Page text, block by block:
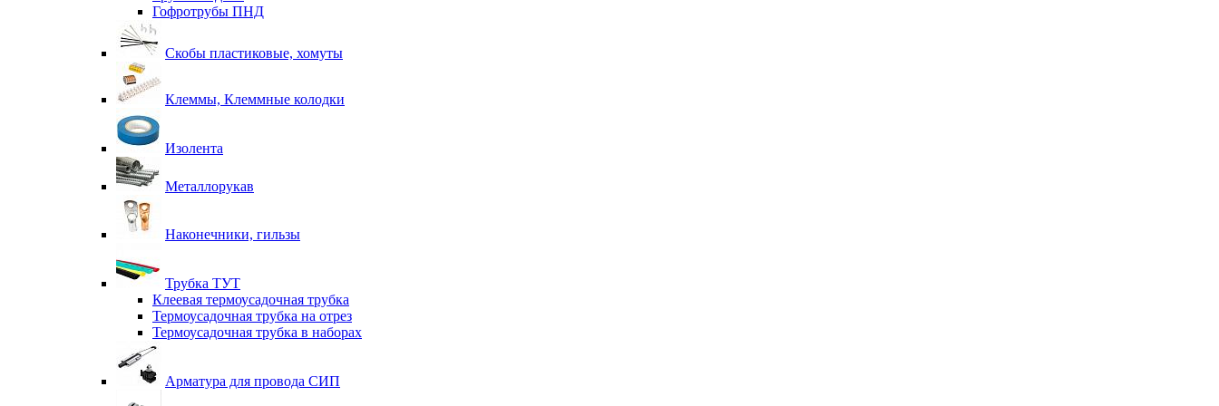
Гофротрубы ПНД
Скобы пластиковые, хомуты
Клеммы, Клеммные колодки
Изолента
Металлорукав
Наконечники, гильзы
Трубка ТУТ
Клеевая термоусадочная трубка
Термоусадочная трубка на отрез
Термоусадочная трубка в наборах
Арматура для провода СИП